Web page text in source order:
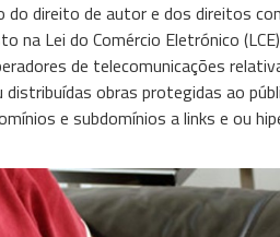
direito de autor e dos direitos
Lei do Comércio Eletrónico
de telecomunicações
obras protegidas ao
e subdomínios a links e ou